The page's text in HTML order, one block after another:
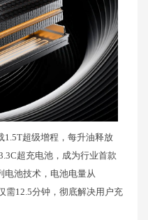
1.5T超级增程，每升油释放
超充电池，成为行业首款
电池技术，电池电量从
需12.5分钟，彻底解决用户充